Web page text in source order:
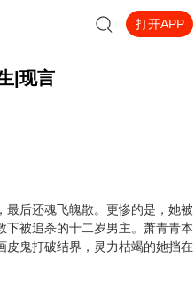
打开APP
|现言
后还魂飞魄散。更惨的是，她被
被追杀的十二岁男主。萧青青本
皮鬼打破结界，灵力枯竭的她挡在